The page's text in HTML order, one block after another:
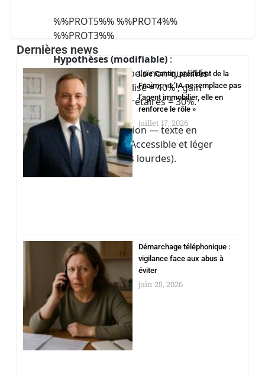
%%PROT5%% %%PROT4%%
%%PROT3%%
Hypothèses (modifiable):
réduction des appels non-qualifiés
par callbot spécialisé =40% ; gain
de temps des secrétaires =30%.
Outil d’aide à la décision — texte en
français modifiable. Accessible et léger
(pas de dépendances lourdes).
Dernières news
Loïc Cantin, président de la
Fnaim : « L’IA ne remplace pas
l’agent immobilier, elle en
renforce le rôle »
juillet 17, 2026
Démarchage téléphonique :
vigilance face aux abus à
éviter
juin 25, 2026